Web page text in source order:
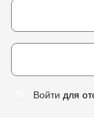
Войти для